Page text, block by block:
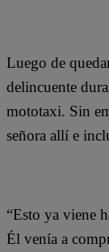
Luego de
delincuente
mototaxi. Sin
señora allí e
“Esto ya viene
Él venía a